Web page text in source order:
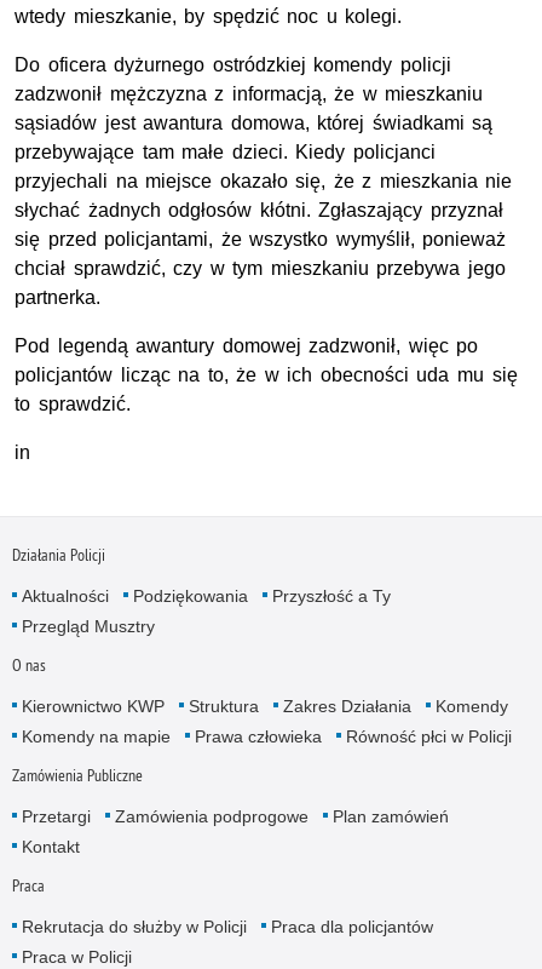
wtedy mieszkanie, by spędzić noc u kolegi.
Do oficera dyżurnego ostródzkiej komendy policji
zadzwonił mężczyzna z informacją, że w mieszkaniu
sąsiadów jest awantura domowa, której świadkami są
przebywające tam małe dzieci. Kiedy policjanci
przyjechali na miejsce okazało się, że z mieszkania nie
słychać żadnych odgłosów kłótni. Zgłaszający przyznał
się przed policjantami, że wszystko wymyślił, ponieważ
chciał sprawdzić, czy w tym mieszkaniu przebywa jego
partnerka.
Pod legendą awantury domowej zadzwonił, więc po
policjantów licząc na to, że w ich obecności uda mu się
to sprawdzić.
in
Działania Policji
Aktualności Podziękowania
Przyszłość a Ty
Przegląd Musztry
O nas
Kierownictwo KWP Struktura Zakres Działania
Komendy
Komendy na mapie
Prawa człowieka Równość płci w Policji
Zamówienia Publiczne
Przetargi Zamówienia podprogowe
Plan zamówień
Kontakt
Praca
Rekrutacja do służby w Policji
Praca dla policjantów
Praca w Policji